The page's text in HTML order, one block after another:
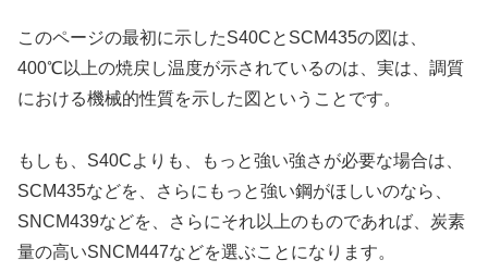
このページの最初に示したS40CとSCM435の図は、
400℃以上の焼戻し温度が示されているのは、実は、調質
における機械的性質を示した図ということです。
もしも、S40Cよりも、もっと強い強さが必要な場合は、
SCM435などを、さらにもっと強い鋼がほしいのなら、
SNCM439などを、さらにそれ以上のものであれば、炭素
量の高いSNCM447などを選ぶことになります。